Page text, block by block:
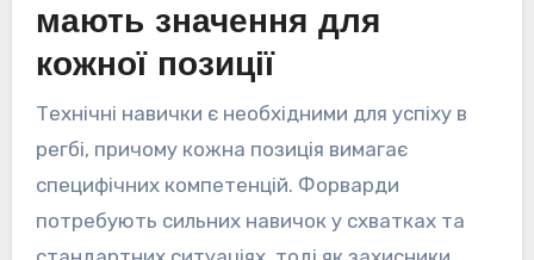
мають значення для
кожної позиції
Технічні навички є необхідними для успіху в
регбі, причому кожна позиція вимагає
специфічних компетенцій. Форварди
потребують сильних навичок у схватках та